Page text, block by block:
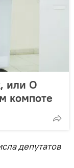
или О
компоте
депутатов